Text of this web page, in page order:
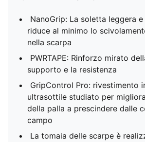
NanoGrip: La soletta leggera
riduce al minimo lo
nella scarpa
PWRTAPE: Rinforzo mirato
supporto e la resistenza
GripControl Pro: rivestimento
ultrasottile studiato per
della palla a prescindere dalle
campo
La tomaia delle scarpe è